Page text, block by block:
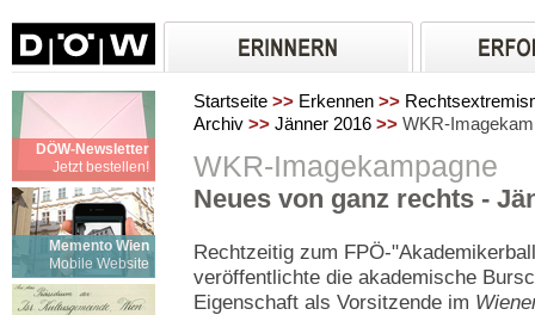
DÖW-Newsletter
Jetzt bestellen!
Memento Wien
Mobile Website
Startseite >> Erkennen >>
Archiv >> Jänner 2016 >> WKR-
WKR-Imagekampagne
Neues von ganz rechts -
Rechtzeitig zum FPÖ-
veröffentlichte die akademische
Eigenschaft als Vorsitzende im